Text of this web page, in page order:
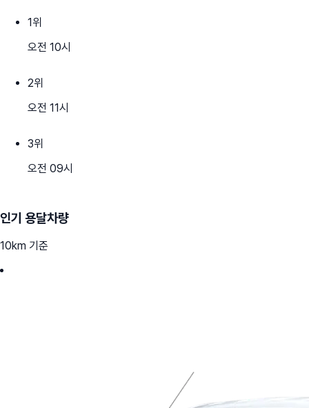
1위
오전 10시
2위
오전 11시
3위
오전 09시
인기 용달차량
10km 기준